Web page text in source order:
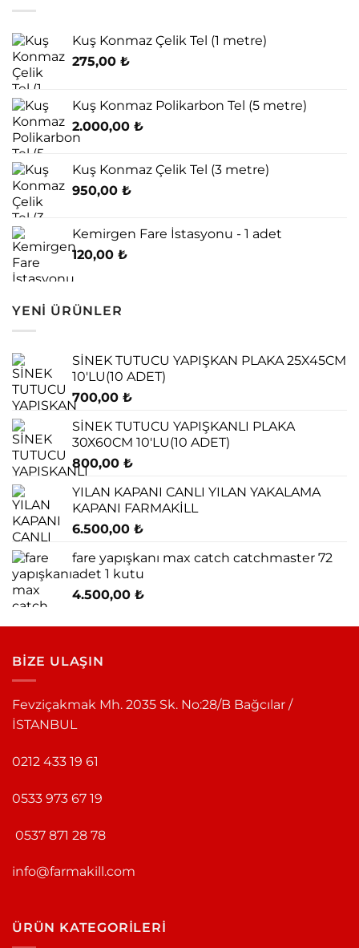
Kuş Konmaz Çelik Tel (1 metre)
275,00 ₺
Kuş Konmaz Polikarbon Tel (5 metre)
2.000,00 ₺
Kuş Konmaz Çelik Tel (3 metre)
950,00 ₺
Kemirgen Fare İstasyonu - 1 adet
120,00 ₺
YENI ÜRÜNLER
SİNEK TUTUCU YAPIŞKAN PLAKA 25X45CM
10'LU(10 ADET)
700,00 ₺
SİNEK TUTUCU YAPIŞKANLI PLAKA
30X60CM 10'LU(10 ADET)
800,00 ₺
YILAN KAPANI CANLI YILAN YAKALAMA
KAPANI FARMAKİLL
6.500,00 ₺
fare yapışkanı max catch catchmaster 72
adet 1 kutu
4.500,00 ₺
BİZE ULAŞIN
Fevziçakmak Mh. 2035 Sk. No:28/B Bağcılar /
İSTANBUL
0212 433 19 61
0533 973 67 19
0537 871 28 78
info@farmakill.com
ÜRÜN KATEGORILERI